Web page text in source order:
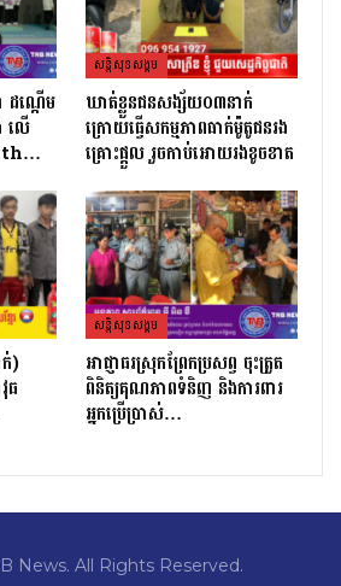
ដណ្ដើម
លើ
សន្តិសុខសង្គម
ឃាត់ខ្លួនជនសង្ស័យ០៣នាក់
ក្រោយធ្វើសកម្មភាពធាក់ម៉ូតូជនរង
គ្រោះផ្តួល រួចកាប់អោយរងខូចខាត
)
ធ
សន្តិសុខសង្គម
អាជ្ញាធរស្រុកព្រែកប្រសព្វ ចុះត្រួត
ពិនិត្យគុណភាពទំនិញ និងការពារ
អ្នកប្រើប្រាស់…
News. All Rights Reserved.